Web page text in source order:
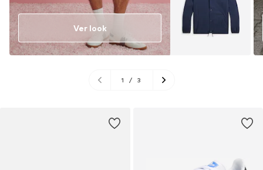
Ver look
1 / 3